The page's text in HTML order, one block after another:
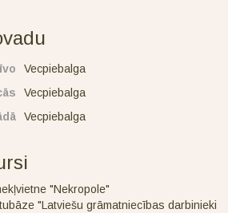
Vecpiebalga
Vecpiebalga
Vecpiebalga
"Nekropole"
"Latviešu grāmatniecības darbinieki